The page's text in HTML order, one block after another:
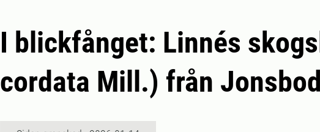
I blickfånget: Linnés
cordata Mill.) från